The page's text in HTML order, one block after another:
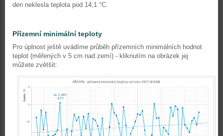
den neklesla teplota pod 14,1 °C.
Přízemní minimální teploty
Pro úplnost ještě uvádíme průběh přízemních minimálních hodnot
teplot (měřených v 5 cm nad zemí) - kliknutím na obrázek jej
můžete zvětšit: